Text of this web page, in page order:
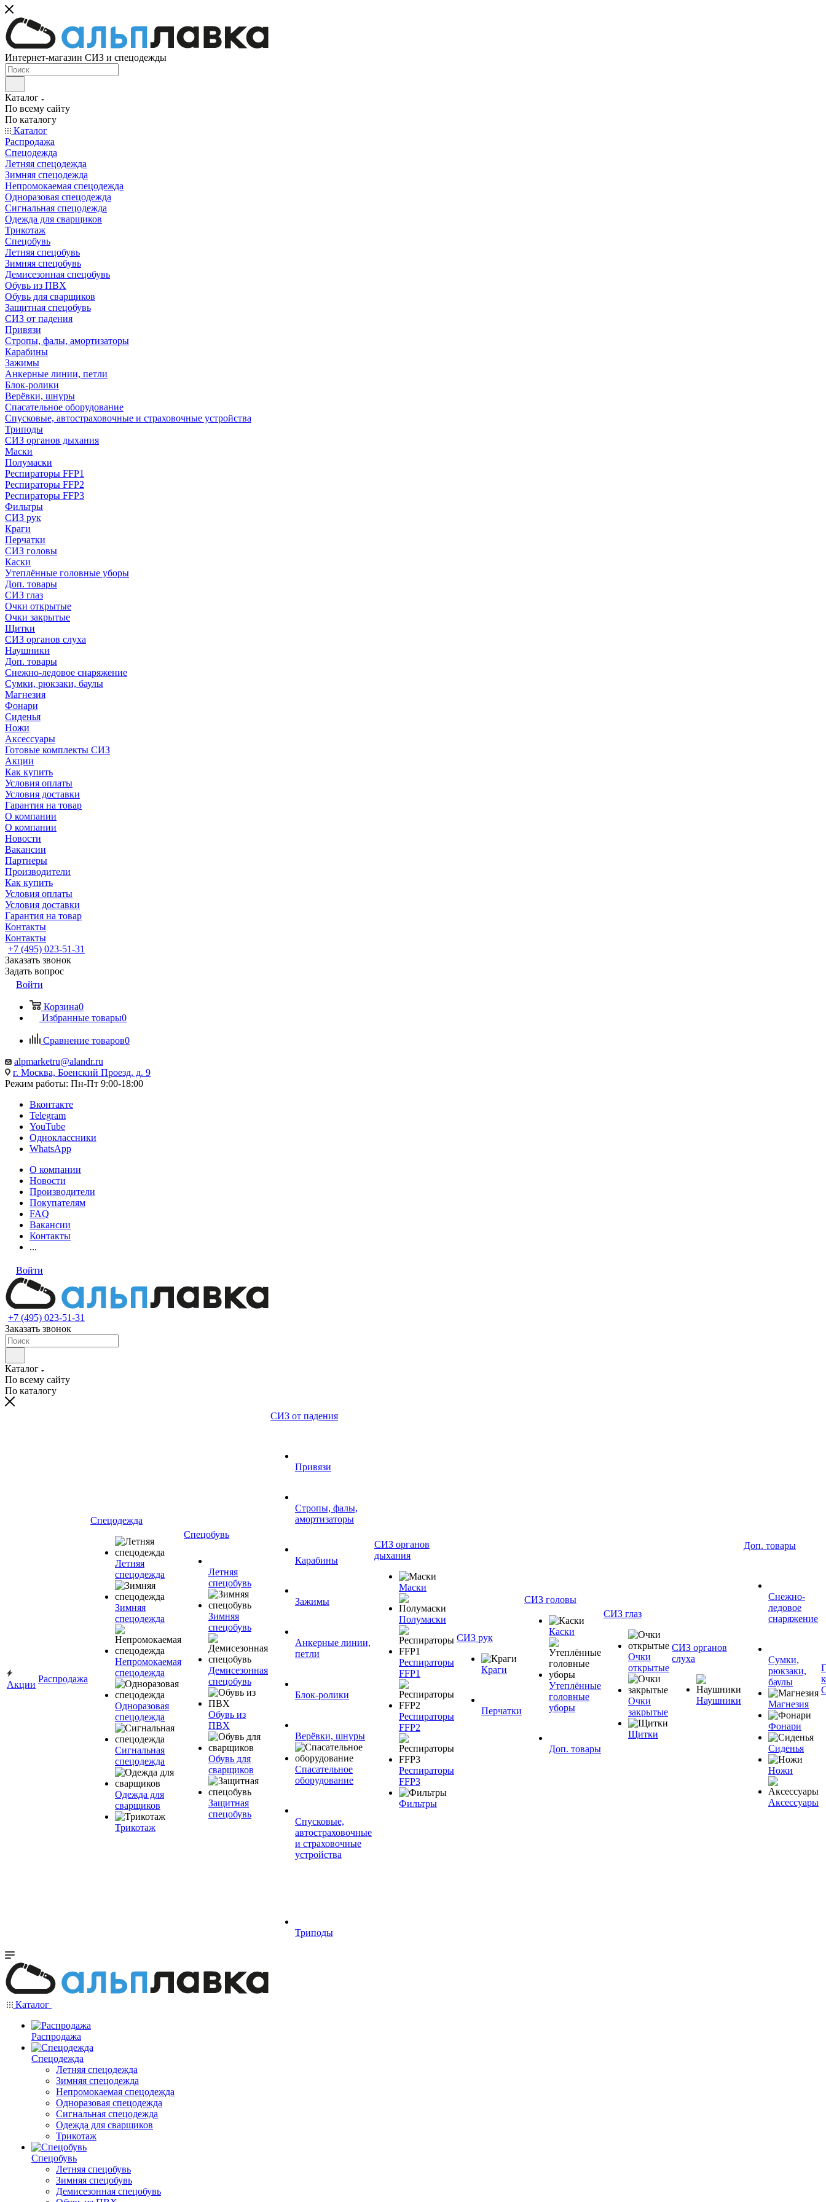
Интернет-магазин СИЗ и спецодежды
Каталог
По всему сайту
По каталогу
Каталог
Распродажа
Спецодежда
Летняя спецодежда
Зимняя спецодежда
Непромокаемая спецодежда
Одноразовая спецодежда
Сигнальная спецодежда
Одежда для сварщиков
Трикотаж
Спецобувь
Летняя спецобувь
Зимняя спецобувь
Демисезонная спецобувь
Обувь из ПВХ
Обувь для сварщиков
Защитная спецобувь
СИЗ от падения
Привязи
Стропы, фалы, амортизаторы
Карабины
Зажимы
Анкерные линии, петли
Блок-ролики
Верёвки, шнуры
Спасательное оборудование
Спусковые, автостраховочные и страховочные устройства
Триподы
СИЗ органов дыхания
Маски
Полумаски
Респираторы FFP1
Респираторы FFP2
Респираторы FFP3
Фильтры
СИЗ рук
Краги
Перчатки
СИЗ головы
Каски
Утеплённые головные уборы
Доп. товары
СИЗ глаз
Очки открытые
Очки закрытые
Щитки
СИЗ органов слуха
Наушники
Доп. товары
Снежно-ледовое снаряжение
Сумки, рюкзаки, баулы
Магнезия
Фонари
Сиденья
Ножи
Аксессуары
Готовые комплекты СИЗ
Акции
Как купить
Условия оплаты
Условия доставки
Гарантия на товар
О компании
О компании
Новости
Вакансии
Партнеры
Производители
Как купить
Условия оплаты
Условия доставки
Гарантия на товар
Контакты
Контакты
+7 (495) 023-51-31
Заказать звонок
Задать вопрос
Войти
Корзина0
Избранные товары0
Сравнение товаров0
alpmarketru@alandr.ru
г. Москва, Боенский Проезд, д. 9
Режим работы: Пн-Пт 9:00-18:00
Вконтакте
Telegram
YouTube
Одноклассники
WhatsApp
О компании
Новости
Производители
Покупателям
FAQ
Вакансии
Контакты
...
Войти
+7 (495) 023-51-31
Заказать звонок
Каталог
По всему сайту
По каталогу
Акции
Распродажа
Спецодежда
Летняя
спецодежда
Зимняя
спецодежда
Непромокаемая
спецодежда
Одноразовая
спецодежда
Сигнальная
спецодежда
Одежда для
сварщиков
Трикотаж
Спецобувь
Летняя
спецобувь
Зимняя
спецобувь
Демисезонная
спецобувь
Обувь из
ПВХ
Обувь для
сварщиков
Защитная
спецобувь
СИЗ от падения
Привязи
Стропы, фалы,
амортизаторы
Карабины
Зажимы
Анкерные линии,
петли
Блок-ролики
Верёвки, шнуры
Спасательное
оборудование
Спусковые,
автостраховочные
и страховочные
устройства
Триподы
СИЗ органов
дыхания
Маски
Полумаски
Респираторы
FFP1
Респираторы
FFP2
Респираторы
FFP3
Фильтры
СИЗ рук
Краги
Перчатки
СИЗ головы
Каски
Утеплённые
головные
уборы
Доп. товары
СИЗ глаз
Очки
открытые
Очки
закрытые
Щитки
СИЗ органов
слуха
Наушники
Доп. товары
Снежно-
ледовое
снаряжение
Сумки,
рюкзаки,
баулы
Магнезия
Фонари
Сиденья
Ножи
Аксессуары
Каталог
Распродажа
Спецодежда
Летняя спецодежда
Зимняя спецодежда
Непромокаемая спецодежда
Одноразовая спецодежда
Сигнальная спецодежда
Одежда для сварщиков
Трикотаж
Спецобувь
Летняя спецобувь
Зимняя спецобувь
Демисезонная спецобувь